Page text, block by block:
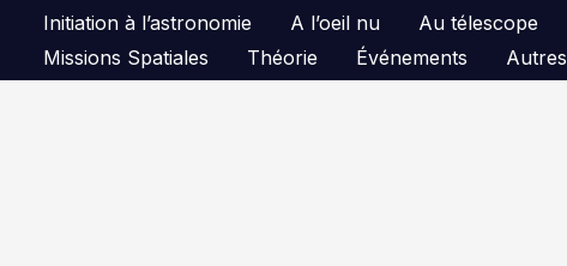
Initiation à l’astronomie A l’oeil nu Au télescope
Missions Spatiales
Théorie Événements Autres